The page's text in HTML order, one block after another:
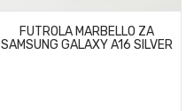
FUTROLA MARBELLO ZA
SAMSUNG GALAXY A16 SILVER